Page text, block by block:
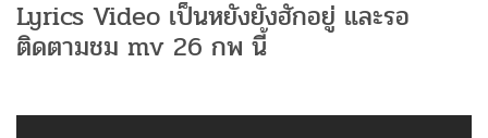
Lyrics Video เป็นหยังยังฮักอยู่ และรอ
ติดตามชม mv 26 กพ นี้